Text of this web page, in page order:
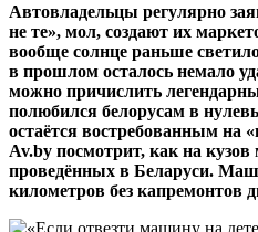
Автовладельцы регулярно
не те», мол, создают их
вообще солнце раньше
в прошлом осталось немало
можно причислить
полюбился белорусам в
остаётся востребованным на
Av.by посмотрит, как на
проведённых в Беларуси.
километров без капремонтов